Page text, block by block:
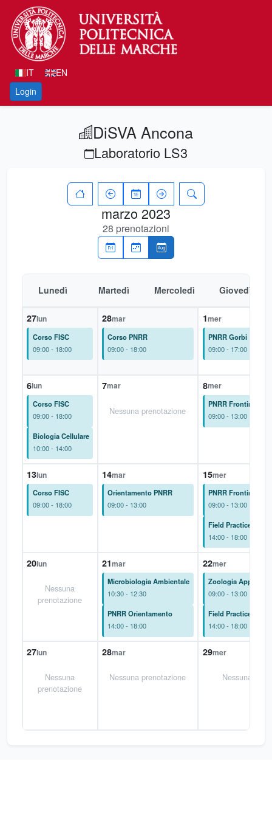
IT
EN
Login
DiSVA Ancona
Laboratorio LS3
marzo 2023
28 prenotazioni
Lunedì Martedì Mercoledì Giovedì
27lun
Corso FISC
09:00 - 18:00
28mar
Corso PNRR
09:00 - 18:00
1mer
PNRR Gorbi
09:00 - 17:00
6lun
Corso FISC
09:00 - 18:00
Biologia Cellulare
10:00 - 14:00
7mar
Nessuna prenotazione
8mer
PNRR Frontini
09:00 - 13:00
13lun
Corso FISC
09:00 - 18:00
14mar
Orientamento PNRR
09:00 - 13:00
15mer
PNRR Frontini
09:00 - 13:00
Field Practices
14:00 - 18:00
20lun
Nessuna
prenotazione
21mar
Microbiologia Ambientale
10:30 - 12:30
PNRR Orientamento
14:00 - 18:00
22mer
Zoologia Applicata
09:00 - 13:00
Field Practices
14:00 - 18:00
27lun
Nessuna
prenotazione
28mar
Nessuna prenotazione
29mer
Nessuna